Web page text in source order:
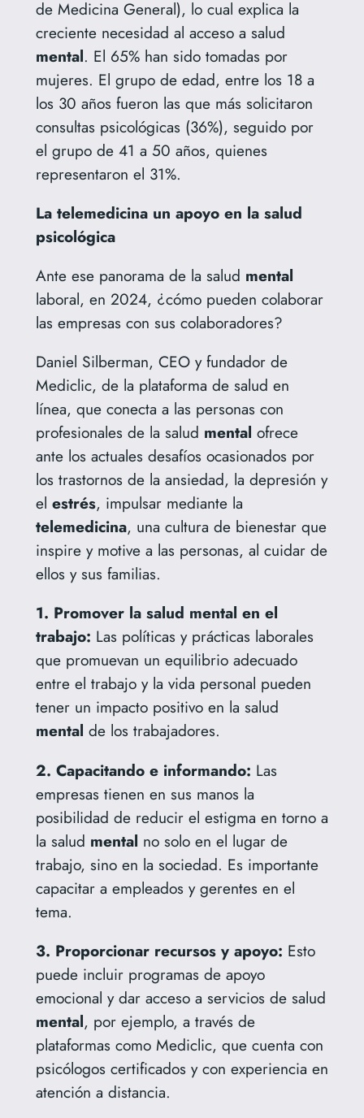
de Medicina General), lo cual explica la
creciente necesidad al acceso a salud
mental. El 65% han sido tomadas por
mujeres. El grupo de edad, entre los 18 a
los 30 años fueron las que más solicitaron
consultas psicológicas (36%), seguido por
el grupo de 41 a 50 años, quienes
representaron el 31%.
La telemedicina un apoyo en la salud
psicológica
Ante ese panorama de la salud mental
laboral, en 2024, ¿cómo pueden colaborar
las empresas con sus colaboradores?
Daniel Silberman, CEO y fundador de
Mediclic, de la plataforma de salud en
línea, que conecta a las personas con
profesionales de la salud mental ofrece
ante los actuales desafíos ocasionados por
los trastornos de la ansiedad, la depresión y
el estrés, impulsar mediante la
telemedicina, una cultura de bienestar que
inspire y motive a las personas, al cuidar de
ellos y sus familias.
1. Promover la salud mental en el
trabajo: Las políticas y prácticas laborales
que promuevan un equilibrio adecuado
entre el trabajo y la vida personal pueden
tener un impacto positivo en la salud
mental de los trabajadores.
2. Capacitando e informando: Las
empresas tienen en sus manos la
posibilidad de reducir el estigma en torno a
la salud mental no solo en el lugar de
trabajo, sino en la sociedad. Es importante
capacitar a empleados y gerentes en el
tema.
3. Proporcionar recursos y apoyo: Esto
puede incluir programas de apoyo
emocional y dar acceso a servicios de salud
mental, por ejemplo, a través de
plataformas como Mediclic, que cuenta con
psicólogos certificados y con experiencia en
atención a distancia.